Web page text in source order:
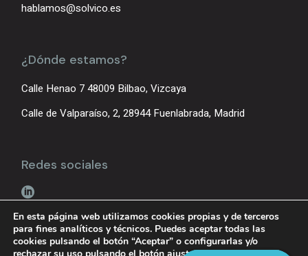
hablamos@solvico.es
¿Dónde estamos?
Calle Henao 7 48009 Bilbao, Vizcaya
Calle de Valparaíso, 2, 28944 Fuenlabrada, Madrid
Redes sociales
En esta página web utilizamos cookies propias y de terceros
para fines analíticos y técnicos. Puedes aceptar todas las
cookies pulsando el botón “Aceptar” o configurarlas y/o